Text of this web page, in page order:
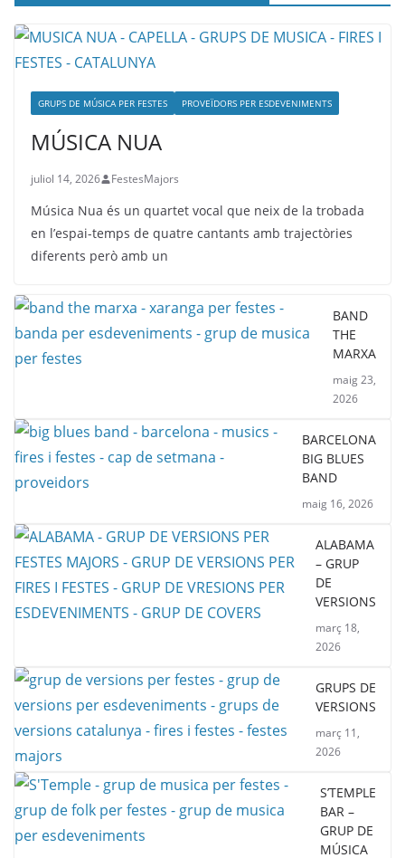
GRUPS DE MÚSICA PER FESTES PROVEÏDORS PER ESDEVENIMENTS
MÚSICA NUA
juliol 14, 2026 FestesMajors
Música Nua és un quartet vocal que neix de la trobada
en l’espai-temps de quatre cantants amb trajectòries
diferents però amb un
BAND
THE
MARXA
maig 23,
2026
BARCELONA
BIG BLUES
BAND
maig 16, 2026
ALABAMA
– GRUP
DE
VERSIONS
març 18,
2026
GRUPS DE
VERSIONS
març 11,
2026
S’TEMPLE
BAR –
GRUP DE
MÚSICA